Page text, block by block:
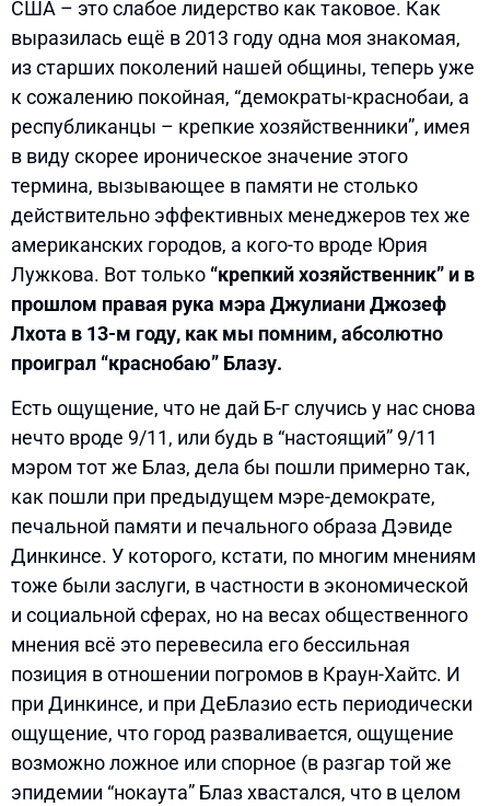
США – это слабое лидерство как таковое. Как
выразилась ещё в 2013 году одна моя знакомая,
из старших поколений нашей общины, теперь уже
к сожалению покойная, “демократы-краснобаи, а
республиканцы – крепкие хозяйственники”, имея
в виду скорее ироническое значение этого
термина, вызывающее в памяти не столько
действительно эффективных менеджеров тех же
американских городов, а кого-то вроде Юрия
Лужкова. Вот только “крепкий хозяйственник” и в
прошлом правая рука мэра Джулиани Джозеф
Лхота в 13-м году, как мы помним, абсолютно
проиграл “краснобаю” Блазу.
Есть ощущение, что не дай Б-г случись у нас снова
нечто вроде 9/11, или будь в “настоящий” 9/11
мэром тот же Блаз, дела бы пошли примерно так,
как пошли при предыдущем мэре-демократе,
печальной памяти и печального образа Дэвиде
Динкинсе. У которого, кстати, по многим мнениям
тоже были заслуги, в частности в экономической
и социальной сферах, но на весах общественного
мнения всё это перевесила его бессильная
позиция в отношении погромов в Краун-Хайтс. И
при Динкинсе, и при ДеБлазио есть периодически
ощущение, что город разваливается, ощущение
возможно ложное или спорное (в разгар той же
эпидемии “нокаута” Блаз хвастался, что в целом